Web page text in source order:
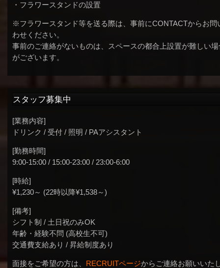
・フラワースタンドの設置
※フラワースタンド等を送る際は、事前にCONTACTからお問
わせください。
事前のご連絡がないものは、スペースの都合上設置が難しい場
がございます。
スタッフ募集中
[業務内容]
ドリンク / 受付 / 照明 / PAアシスタント
[勤務時間]
9:00-15:00 / 15:00-23:00 / 23:00-6:00
[時給]
¥1,230～ (22時以降¥1,538～)
[備考]
シフト制 / 土日祝のみOK
年齢・経験不問 (高校生不可)
交通費支給あり / 昇給制度あり
面接をご希望の方は、 RECRUITページからご連絡お願いいた